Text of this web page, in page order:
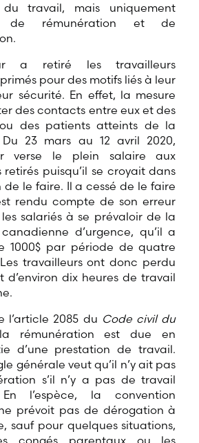
travail, mais uniquement
de rémunération et de
a retiré les travailleurs
pour des motifs liés à leur
sécurité. En effet, la mesure
des contacts entre eux et des
des patients atteints de la
Du 23 mars au 12 avril 2020,
verse le plein salaire aux
retirés puisqu’il se croyait dans
de le faire. Il a cessé de le faire
rendu compte de son erreur
salariés à se prévaloir de la
d’urgence, qu’il a
1000$ par période de quatre
travailleurs ont donc perdu
d’environ dix heures de travail
l’article 2085 du Code civil du
rémunération est due en
d’une prestation de travail.
générale veut qu’il n’y ait pas
s’il n’y a pas de travail
l’espèce, la convention
prévoit pas de dérogation à
sauf pour quelques situations,
congés parentaux ou les